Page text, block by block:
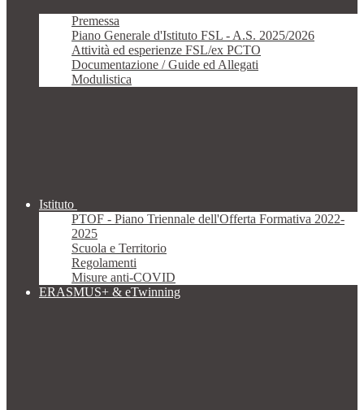
Premessa
Piano Generale d'Istituto FSL - A.S. 2025/2026
Attività ed esperienze FSL/ex PCTO
Documentazione / Guide ed Allegati
Modulistica
Istituto
PTOF - Piano Triennale dell'Offerta Formativa 2022-
2025
Scuola e Territorio
Regolamenti
Misure anti-COVID
ERASMUS+ & eTwinning